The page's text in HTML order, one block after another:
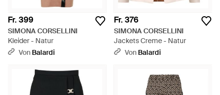
Fr. 399
SIMONA CORSELLINI
Kleider - Natur
Von Balardi
Fr. 376
SIMONA CORSELLINI
Jackets Creme - Natur
Von Balardi